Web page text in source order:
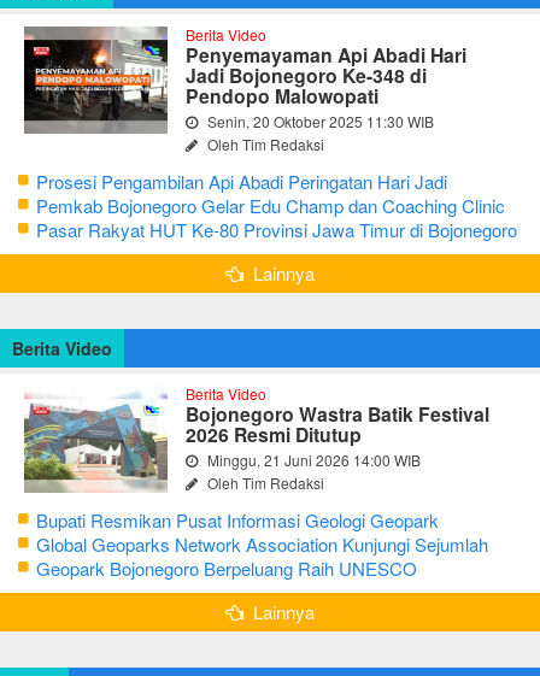
Berita Video
Penyemayaman Api Abadi Hari
Jadi Bojonegoro Ke-348 di
Pendopo Malowopati
Senin, 20 Oktober 2025 11:30 WIB
Oleh Tim Redaksi
Prosesi Pengambilan Api Abadi Peringatan Hari Jadi
Bojonegoro Ke-348
Pemkab Bojonegoro Gelar Edu Champ dan Coaching Clinic
Seni Reog dan Jaranan
Pasar Rakyat HUT Ke-80 Provinsi Jawa Timur di Bojonegoro
Lainnya
Berita Video
Berita Video
Bojonegoro Wastra Batik Festival
2026 Resmi Ditutup
Minggu, 21 Juni 2026 14:00 WIB
Oleh Tim Redaksi
Bupati Resmikan Pusat Informasi Geologi Geopark
Bojonegoro
Global Geoparks Network Association Kunjungi Sejumlah
Geosite di Bojonegoro
Geopark Bojonegoro Berpeluang Raih UNESCO
Global Geopark
Lainnya